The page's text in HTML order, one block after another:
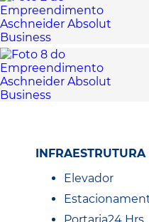
Elevador